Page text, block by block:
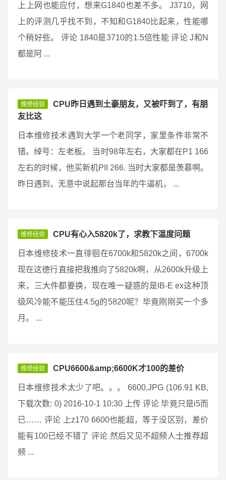
上上网也能应付，想来G1840也差不多。 J3710，网
上的评测几乎找不到，不知和G1840比起来，性能哪
个稍好些。 评论 1840是3710的1.5倍性能 评论 J和N
都是阿 ...
维修经验
CPU昨日遇到土豪朋友，又被吓到了，有朋
友比这
日本维修技术遇到大学一个老同学，家里条件非常不
错。绰号：左老板。 当时98年左右，大家都在P1 166
左右的时候，他买新机PII 266. 当时大家都是羡慕啊。
昨日遇到，无意中说起那台当年的牛逼机， ...
维修经验 CPU有心入5820k了，求教下温度问题
日本维修技术一直徘徊在6700k和5820k之间，6700k
现在这德行直接把我推向了5820k啊，从2600k升级上
来，三大件都要换，现在唯一疑惑的是IB-E ex这种顶
级风冷能不能压住4.5g的5820呢？毕竟刚刚买一个多
月。 ...
维修经验 CPU6600&amp;6600K才100的差价
日本维修技术太少了吧。。。 6600.JPG (106.91 KB,
下载次数: 0) 2016-10-1 10:30 上传 评论 毕竟只是i5而
已…… 评论 上z170 6600也能超，等于没区别，差价
能有100已经不错了 评论 然后又见不超频人士推荐超
频 ...